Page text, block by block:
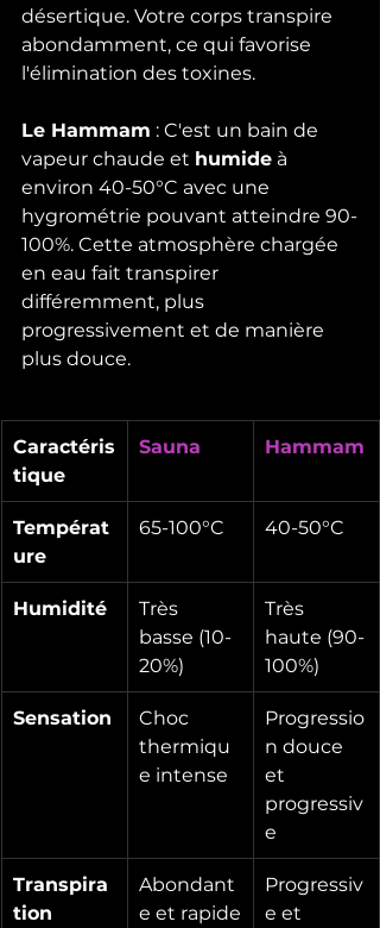
désertique. Votre corps transpire
abondamment, ce qui favorise
l'élimination des toxines.
Le Hammam : C'est un bain de
vapeur chaude et humide à
environ 40-50°C avec une
hygrométrie pouvant atteindre 90-
100%. Cette atmosphère chargée
en eau fait transpirer
différemment, plus
progressivement et de manière
plus douce.
Caractéris
tique
Sauna Hammam
Températ
ure
65-100°C 40-50°C
Humidité
Très
basse (10-
20%)
Très
haute (90-
100%)
Sensation
Choc
thermiqu
e intense
Progressio
n douce
et
progressiv
e
Transpira
tion
Abondant
e et rapide
Progressiv
e et